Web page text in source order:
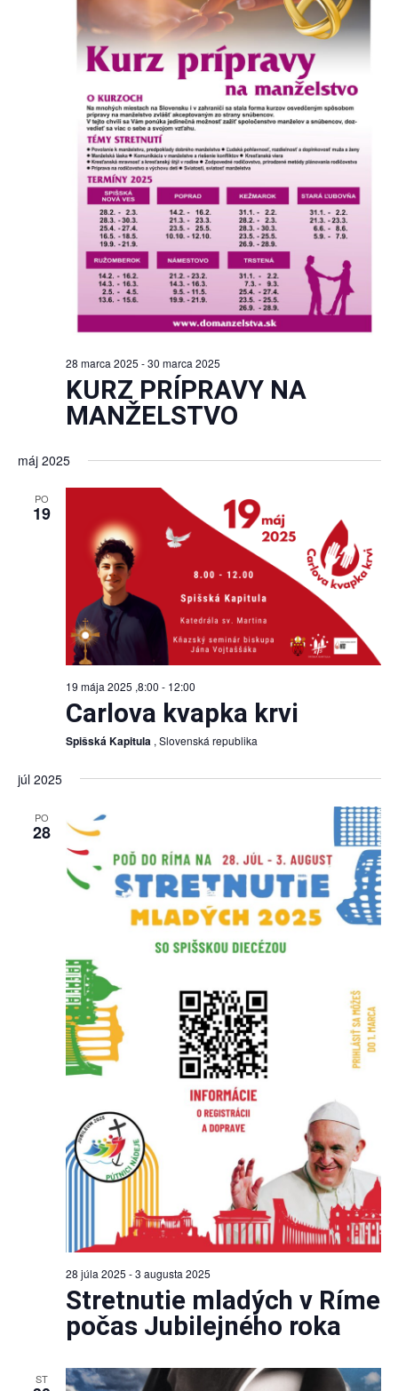
28 marca 2025 -30 marca 2025
KURZ PRÍPRAVY NA
MANŽELSTVO
máj 2025
PO
19
19 mája 2025 ,8:00 - 12:00
Carlova kvapka krvi
Spišská Kapitula , Slovenská republika
júl 2025
PO
28
28 júla 2025 -3 augusta 2025
Stretnutie mladých v Ríme
počas Jubilejného roka
ST